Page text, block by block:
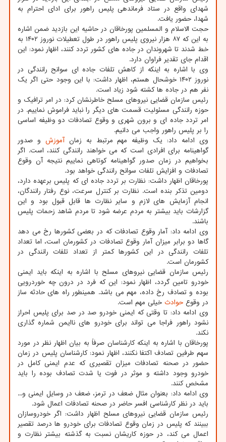
شهدای واقع در ستاد فرماندهی پلیس راهور برای ادای احترام به
شهدا، حضور یافت.
حجت الاسلام و المسلمین پورخاقان در حاشیه این بازدید ضمن اشاره
به این که ۸۷ هزار نیروی پلیس راهور در طول تعطیلات نوروز ۱۴۰۲ به
خط شدند تا شهروندان در جاده های کشور تردد کنند، اظهار نمود: این
اقدام جای تقدیر فراوان دارد.
وی با اشاره به اینکه از کاهش تلفات جاده ای سوانح رانندگی در
نوروز ۱۴۰۲ خوشحال هستم، اظهار داشت: با این وجود حتی اگر یک
نفر هم در جاده ها کشته شود زیاد است.
رئیس سازمان قضایی نیروهای مسلح خاطرنشان کرد: در امر ترافیک و
حوزه رانندگی مسئولیت قسمت های دیگر را نباید فراموش نماییم. در
امر تردد جاده ای و برون شهری و وقوع تصادفات دو وظیفه اساسی
را بر پلیس راهور واجب می دانیم.
وی ادامه داد: یک وظیفه مهم مرتبط به زمانآموزش و صدور
گواهینامه برای افرادی است که می خواهند رانندگی کنند، است. اگر
بخواهیم در زمان صدور گواهینامه کوتاهی نماییم نتیجه آن وقوع
تصادفات و افزایش تلفات سوانح رانندگی خواهد بود.
پورخاقان اظهار داشت: نظارت بر تردد جاده ای که پلیس برعهده دارد،
دومین تذکر بنده است. نظارت بر کنترل سرعت، نوع رفتار رانندگان،
انجام آزمایش های لازم و سایر نظارت ها قابل قبول بود و این
گزارشات باید بیشتر به مردم عرضه شود تا مردم شاهد زحمات پلیس
باشند.
وی ادامه داد: آمار وقوع تصادفات که در بعضی کشورها رخ می دهد
گاها دو برابر میزان آمار وقوع تصادفات در کشورمان است، اما تعداد
تلفات رانندگی در این کشورها کمتر از تعداد تلفات رانندگی در
کشورمان است.
رئیس سازمان قضایی نیروهای مسلح با اشاره به اینکه باید ایمنی
خودرو تامین گردد، اظهار نمود: این که فرد در درون چه خوردرویی
بوده و تصادف رخ داده، مهم می باشد. همینطور راه های حادثه ساز
در وقوع حوادث خیلی مهم است.
وی ادامه داد: تا وقتی که ایمنی خودرو صد در صد برای پلیس احراز
نشود راهور فراجا می تواند برای خودرو های ناایمن شماره گذاری
نکند.
پورخاقان با اشاره به اینکه کارشناسان صرفاً به بیان اظهار نظر در مورد
سهم طرفین تصادف اکتفا نکنند، اظهار نمود: کارشناسان پلیس در زمان
حضور در صحنه تصادفات میزان تقصیری که عدم ایمنی کامل در
خودرو وجود داشته و موثر در فوت یا شدت تصادف بوده را باید
مشخص کنند.
وی ادامه داد: بعنوان مثال ضعف در ترمز، ضعف در وسایل ایمنی و...
باید در نظر کارشناسی افسر حاضر در صحنه تصادفات اعمال شود.
رئیس سازمان قضایی نیروهای مسلح اظهار داشت: اگر خودروسازان
ببینند که پلیس در زمان وقوع تصادفات برای خودرو ها درصد تقصیر
اعمال می کند، در حوزه کاریشان نسبت به گذشته بیشتر نظارت و